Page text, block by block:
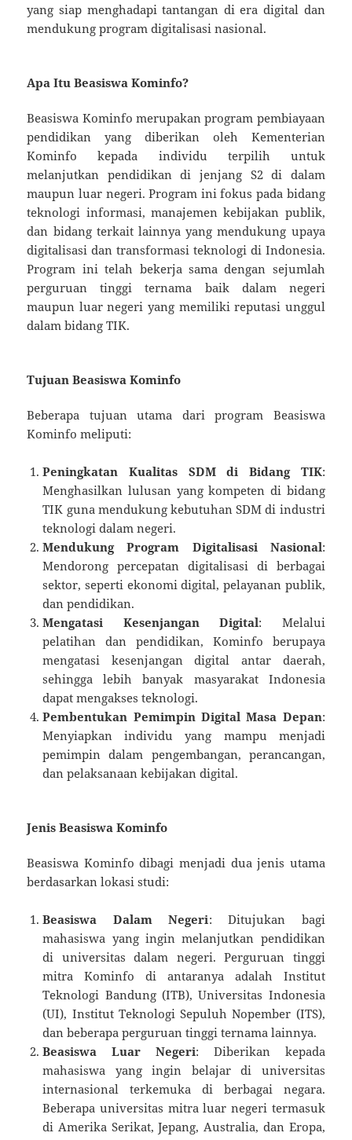
yang siap menghadapi tantangan di era digital dan
mendukung program digitalisasi nasional.
Apa Itu Beasiswa Kominfo?
Beasiswa Kominfo merupakan program pembiayaan
pendidikan yang diberikan oleh Kementerian
Kominfo kepada individu terpilih untuk
melanjutkan pendidikan di jenjang S2 di dalam
maupun luar negeri. Program ini fokus pada bidang
teknologi informasi, manajemen kebijakan publik,
dan bidang terkait lainnya yang mendukung upaya
digitalisasi dan transformasi teknologi di Indonesia.
Program ini telah bekerja sama dengan sejumlah
perguruan tinggi ternama baik dalam negeri
maupun luar negeri yang memiliki reputasi unggul
dalam bidang TIK.
Tujuan Beasiswa Kominfo
Beberapa tujuan utama dari program Beasiswa
Kominfo meliputi:
Peningkatan Kualitas SDM di Bidang TIK:
Menghasilkan lulusan yang kompeten di bidang
TIK guna mendukung kebutuhan SDM di industri
teknologi dalam negeri.
Mendukung Program Digitalisasi Nasional:
Mendorong percepatan digitalisasi di berbagai
sektor, seperti ekonomi digital, pelayanan publik,
dan pendidikan.
Mengatasi Kesenjangan Digital: Melalui
pelatihan dan pendidikan, Kominfo berupaya
mengatasi kesenjangan digital antar daerah,
sehingga lebih banyak masyarakat Indonesia
dapat mengakses teknologi.
Pembentukan Pemimpin Digital Masa Depan:
Menyiapkan individu yang mampu menjadi
pemimpin dalam pengembangan, perancangan,
dan pelaksanaan kebijakan digital.
Jenis Beasiswa Kominfo
Beasiswa Kominfo dibagi menjadi dua jenis utama
berdasarkan lokasi studi:
Beasiswa Dalam Negeri: Ditujukan bagi
mahasiswa yang ingin melanjutkan pendidikan
di universitas dalam negeri. Perguruan tinggi
mitra Kominfo di antaranya adalah Institut
Teknologi Bandung (ITB), Universitas Indonesia
(UI), Institut Teknologi Sepuluh Nopember (ITS),
dan beberapa perguruan tinggi ternama lainnya.
Beasiswa Luar Negeri: Diberikan kepada
mahasiswa yang ingin belajar di universitas
internasional terkemuka di berbagai negara.
Beberapa universitas mitra luar negeri termasuk
di Amerika Serikat, Jepang, Australia, dan Eropa,